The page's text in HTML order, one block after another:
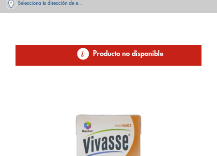
Selecciona tu dirección de entrega
Producto no disponible